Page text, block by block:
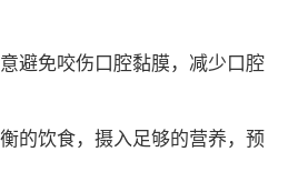
避免咬伤口腔黏膜，减少口腔
的饮食，摄入足够的营养，预